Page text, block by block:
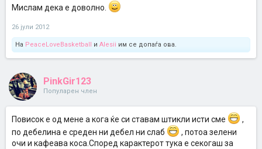
Мислам дека е доволно.
26 јули 2012
На PeaceLoveBasketball и Alesii им се допаѓа ова.
PinkGir123
Популарен член
Повисок е од мене а кога ќе си ставам штикли исти сме
,
по дебелина е среден ни дебел ни слаб
, потоа зелени
очи и кафеава коса.Според карактерот тука е секогаш за